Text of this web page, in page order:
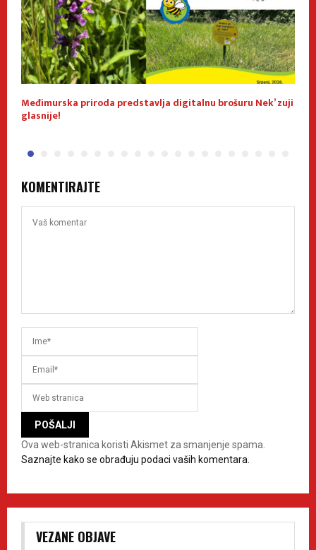
Međimurska priroda predstavlja digitalnu brošuru Nek’ zuji
glasnije!
KOMENTIRAJTE
Ova web-stranica koristi Akismet za smanjenje spama.
Saznajte kako se obrađuju podaci vaših komentara.
VEZANE OBJAVE